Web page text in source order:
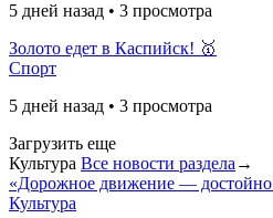
5 дней назад • 3 просмотра
Золото едет в Каспийск! 🥇
Спорт
5 дней назад • 3 просмотра
Загрузить еще
Культура Все новости раздела →
«Дорожное движение —
Культура